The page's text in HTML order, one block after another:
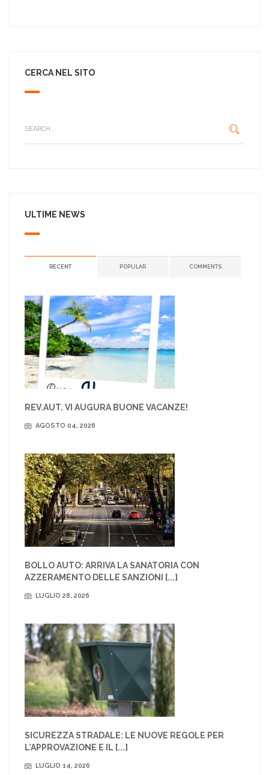
CERCA NEL SITO
ULTIME NEWS
RECENT POPULAR COMMENTS
REV.AUT. VI AUGURA BUONE VACANZE!
AGOSTO 04, 2026
BOLLO AUTO: ARRIVA LA SANATORIA CON
AZZERAMENTO DELLE SANZIONI [...]
LUGLIO 28, 2026
SICUREZZA STRADALE: LE NUOVE REGOLE PER
L’APPROVAZIONE E IL [...]
LUGLIO 14, 2026